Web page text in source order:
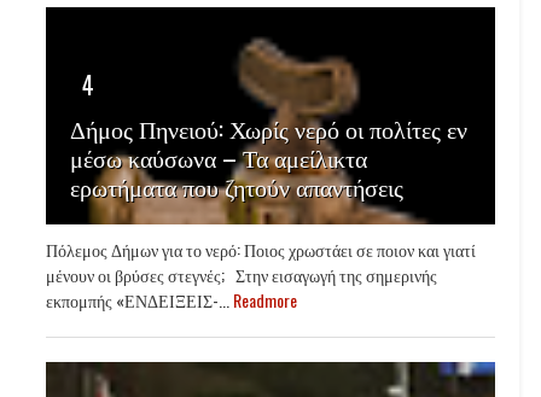
4
Δήμος Πηνειού: Χωρίς νερό οι πολίτες εν
μέσω καύσωνα – Τα αμείλικτα
ερωτήματα που ζητούν απαντήσεις
Πόλεμος Δήμων για το νερό: Ποιος χρωστάει σε ποιον και γιατί
μένουν οι βρύσες στεγνές; Στην εισαγωγή της σημερινής
εκπομπής «ΕΝΔΕΙΞΕΙΣ-... Readmore